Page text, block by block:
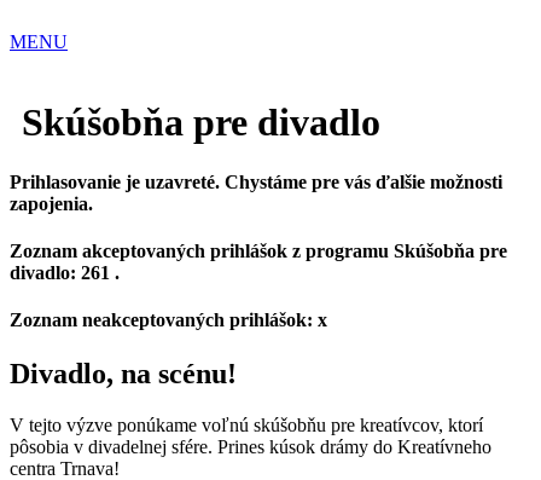
na
MENU
Skúšobňa pre divadlo
Prihlasovanie je uzavreté. Chystáme pre vás ďalšie možnosti
zapojenia.
Zoznam akceptovaných prihlášok z programu Skúšobňa pre
divadlo: 261 .
Zoznam neakceptovaných prihlášok: x
Divadlo, na scénu!
V tejto výzve ponúkame voľnú skúšobňu pre kreatívcov, ktorí
pôsobia v divadelnej sfére. Prines kúsok drámy do Kreatívneho
centra Trnava!